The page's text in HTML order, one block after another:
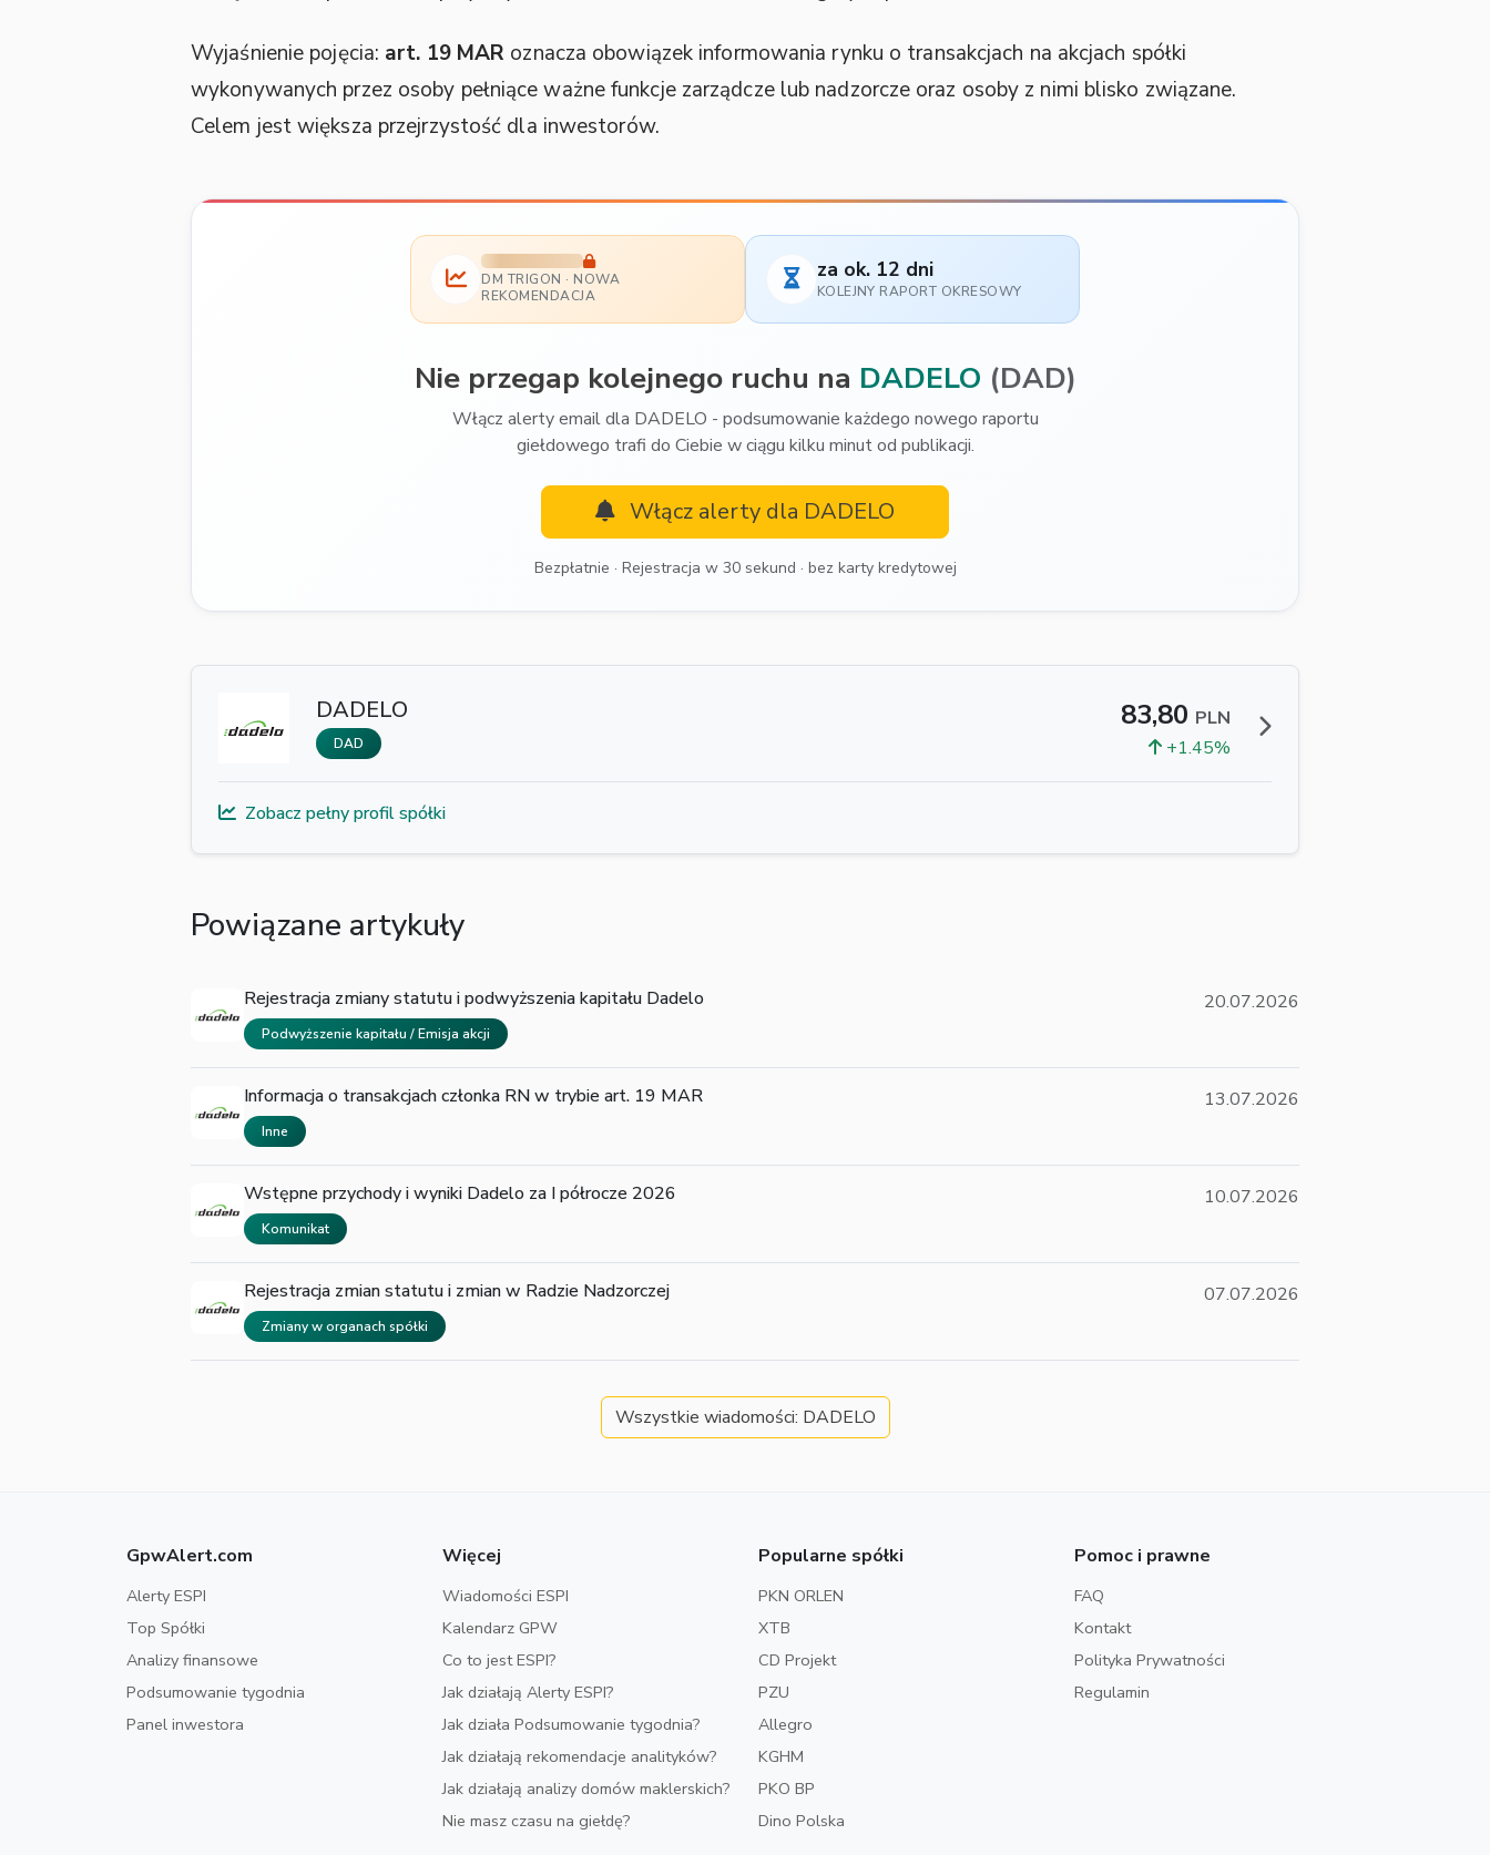
Wyjaśnienie pojęcia: art. 19 MAR oznacza obowiązek informowania rynku o transakcjach na akcjach spółki
wykonywanych przez osoby pełniące ważne funkcje zarządcze lub nadzorcze oraz osoby z nimi blisko związane.
Celem jest większa przejrzystość dla inwestorów.
DM TRIGON · NOWA
REKOMENDACJA
za ok. 12 dni
KOLEJNY RAPORT OKRESOWY
Nie przegap kolejnego ruchu na DADELO (DAD)
Włącz alerty email dla DADELO - podsumowanie każdego nowego raportu
giełdowego trafi do Ciebie w ciągu kilku minut od publikacji.
Włącz alerty dla DADELO
Bezpłatnie · Rejestracja w 30 sekund · bez karty kredytowej
DADELO
DAD
83,80 PLN
+1.45%
Zobacz pełny profil spółki
Powiązane artykuły
Rejestracja zmiany statutu i podwyższenia kapitału Dadelo
Podwyższenie kapitału / Emisja akcji
20.07.2026
Informacja o transakcjach członka RN w trybie art. 19 MAR
Inne
13.07.2026
Wstępne przychody i wyniki Dadelo za I półrocze 2026
Komunikat
10.07.2026
Rejestracja zmian statutu i zmian w Radzie Nadzorczej
Zmiany w organach spółki
07.07.2026
Wszystkie wiadomości: DADELO
GpwAlert.com
Alerty ESPI
Top Spółki
Analizy finansowe
Podsumowanie tygodnia
Panel inwestora
Więcej
Wiadomości ESPI
Kalendarz GPW
Co to jest ESPI?
Jak działają Alerty ESPI?
Jak działa Podsumowanie tygodnia?
Jak działają rekomendacje analityków?
Jak działają analizy domów maklerskich?
Nie masz czasu na giełdę?
Popularne spółki
PKN ORLEN
XTB
CD Projekt
PZU
Allegro
KGHM
PKO BP
Dino Polska
Pomoc i prawne
FAQ
Kontakt
Polityka Prywatności
Regulamin